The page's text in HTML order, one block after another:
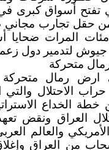
تفتح أسواق كبرى
حقل تجارب
المرات ضحايا
لتدمير دول
متحركة
ارض رمال متحركة
حراب الاحتلال
الخداع
العراق ونقض
والعالم
من العراق